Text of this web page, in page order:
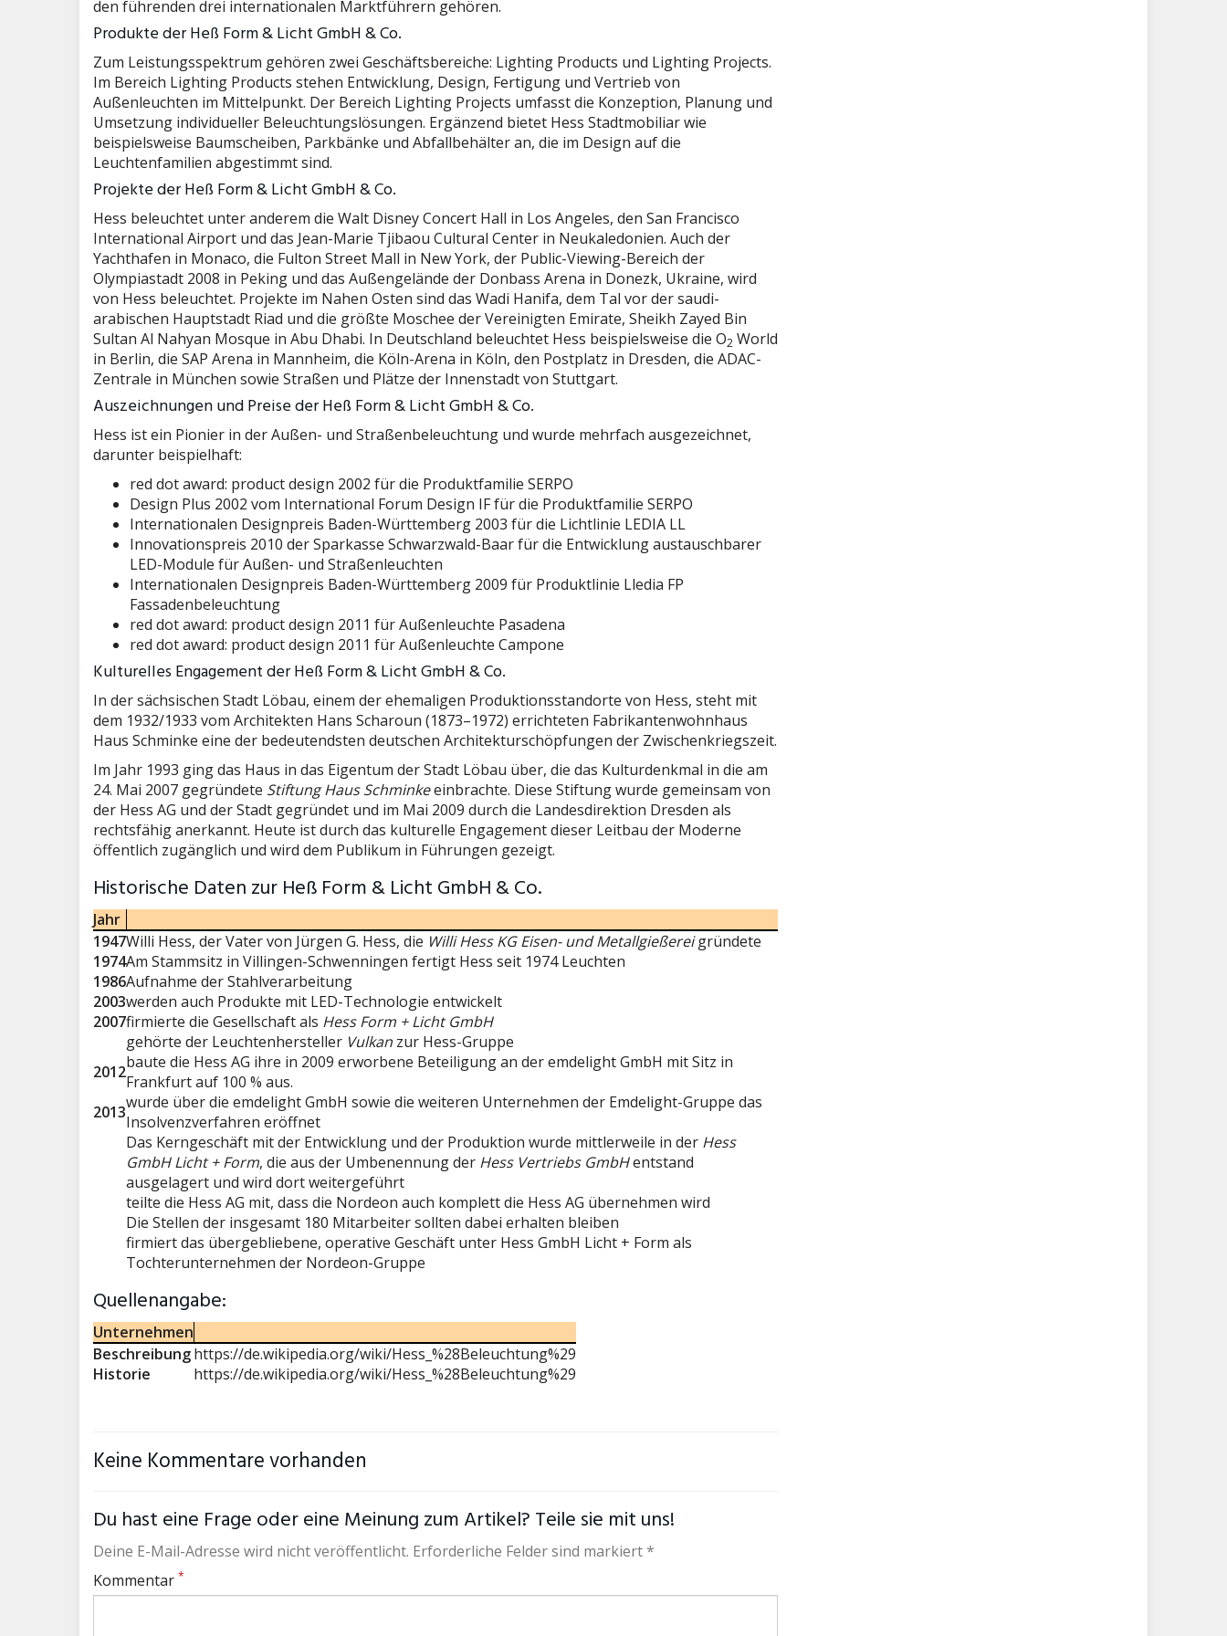
den führenden drei internationalen Marktführern gehören.
Produkte der Heß Form & Licht GmbH & Co.
Zum Leistungsspektrum gehören zwei Geschäftsbereiche: Lighting Products und Lighting Projects.
Im Bereich Lighting Products stehen Entwicklung, Design, Fertigung und Vertrieb von
Außenleuchten im Mittelpunkt. Der Bereich Lighting Projects umfasst die Konzeption, Planung und
Umsetzung individueller Beleuchtungslösungen. Ergänzend bietet Hess Stadtmobiliar wie
beispielsweise Baumscheiben, Parkbänke und Abfallbehälter an, die im Design auf die
Leuchtenfamilien abgestimmt sind.
Projekte der Heß Form & Licht GmbH & Co.
Hess beleuchtet unter anderem die Walt Disney Concert Hall in Los Angeles, den San Francisco
International Airport und das Jean-Marie Tjibaou Cultural Center in Neukaledonien. Auch der
Yachthafen in Monaco, die Fulton Street Mall in New York, der Public-Viewing-Bereich der
Olympiastadt 2008 in Peking und das Außengelände der Donbass Arena in Donezk, Ukraine, wird
von Hess beleuchtet. Projekte im Nahen Osten sind das Wadi Hanifa, dem Tal vor der saudi-
arabischen Hauptstadt Riad und die größte Moschee der Vereinigten Emirate, Sheikh Zayed Bin
Sultan Al Nahyan Mosque in Abu Dhabi. In Deutschland beleuchtet Hess beispielsweise die O2 World
in Berlin, die SAP Arena in Mannheim, die Köln-Arena in Köln, den Postplatz in Dresden, die ADAC-
Zentrale in München sowie Straßen und Plätze der Innenstadt von Stuttgart.
Auszeichnungen und Preise der Heß Form & Licht GmbH & Co.
Hess ist ein Pionier in der Außen- und Straßenbeleuchtung und wurde mehrfach ausgezeichnet,
darunter beispielhaft:
red dot award: product design 2002 für die Produktfamilie SERPO
Design Plus 2002 vom International Forum Design IF für die Produktfamilie SERPO
Internationalen Designpreis Baden-Württemberg 2003 für die Lichtlinie LEDIA LL
Innovationspreis 2010 der Sparkasse Schwarzwald-Baar für die Entwicklung austauschbarer
LED-Module für Außen- und Straßenleuchten
Internationalen Designpreis Baden-Württemberg 2009 für Produktlinie Lledia FP
Fassadenbeleuchtung
red dot award: product design 2011 für Außenleuchte Pasadena
red dot award: product design 2011 für Außenleuchte Campone
Kulturelles Engagement der Heß Form & Licht GmbH & Co.
In der sächsischen Stadt Löbau, einem der ehemaligen Produktionsstandorte von Hess, steht mit
dem 1932/1933 vom Architekten Hans Scharoun (1873–1972) errichteten Fabrikantenwohnhaus
Haus Schminke eine der bedeutendsten deutschen Architekturschöpfungen der Zwischenkriegszeit.
Im Jahr 1993 ging das Haus in das Eigentum der Stadt Löbau über, die das Kulturdenkmal in die am
24. Mai 2007 gegründete Stiftung Haus Schminkeeinbrachte. Diese Stiftung wurde gemeinsam von
der Hess AG und der Stadt gegründet und im Mai 2009 durch die Landesdirektion Dresden als
rechtsfähig anerkannt. Heute ist durch das kulturelle Engagement dieser Leitbau der Moderne
öffentlich zugänglich und wird dem Publikum in Führungen gezeigt.
Historische Daten zur Heß Form & Licht GmbH & Co.
Jahr
1947Willi Hess, der Vater von Jürgen G. Hess, die Willi Hess KG Eisen- und Metallgießereigründete
1974Am Stammsitz in Villingen-Schwenningen fertigt Hess seit 1974 Leuchten
1986Aufnahme der Stahlverarbeitung
2003werden auch Produkte mit LED-Technologie entwickelt
2007firmierte die Gesellschaft als Hess Form + Licht GmbH
gehörte der Leuchtenhersteller Vulkan zur Hess-Gruppe
2012baute die Hess AG ihre in 2009 erworbene Beteiligung an der emdelight GmbH mit Sitz in
Frankfurt auf 100 % aus.
2013wurde über die emdelight GmbH sowie die weiteren Unternehmen der Emdelight-Gruppe das
Insolvenzverfahren eröffnet
Das Kerngeschäft mit der Entwicklung und der Produktion wurde mittlerweile in der Hess
GmbH Licht + Form, die aus der Umbenennung der Hess Vertriebs GmbHentstand
ausgelagert und wird dort weitergeführt
teilte die Hess AG mit, dass die Nordeon auch komplett die Hess AG übernehmen wird
Die Stellen der insgesamt 180 Mitarbeiter sollten dabei erhalten bleiben
firmiert das übergebliebene, operative Geschäft unter Hess GmbH Licht + Form als
Tochterunternehmen der Nordeon-Gruppe
Quellenangabe:
Unternehmen
Beschreibunghttps://de.wikipedia.org/wiki/Hess_%28Beleuchtung%29
Historie
https://de.wikipedia.org/wiki/Hess_%28Beleuchtung%29
Keine Kommentare vorhanden
Du hast eine Frage oder eine Meinung zum Artikel? Teile sie mit uns!
Deine E-Mail-Adresse wird nicht veröffentlicht. Erforderliche Felder sind markiert *
Kommentar *